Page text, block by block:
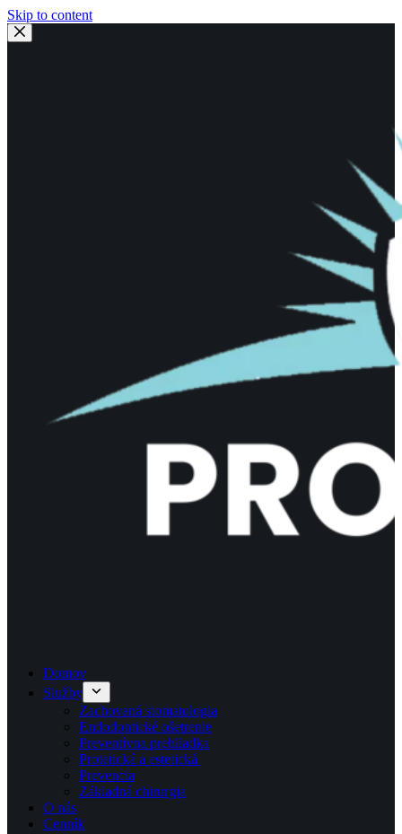
Skip to content
Domov
Služby
Zachovaná stomatologia​
Endodontické ošetrenie​
Preventívna prehliadka
Protetická a estetická ​
Prevencia
Základná chirurgia
O nás
Cenník